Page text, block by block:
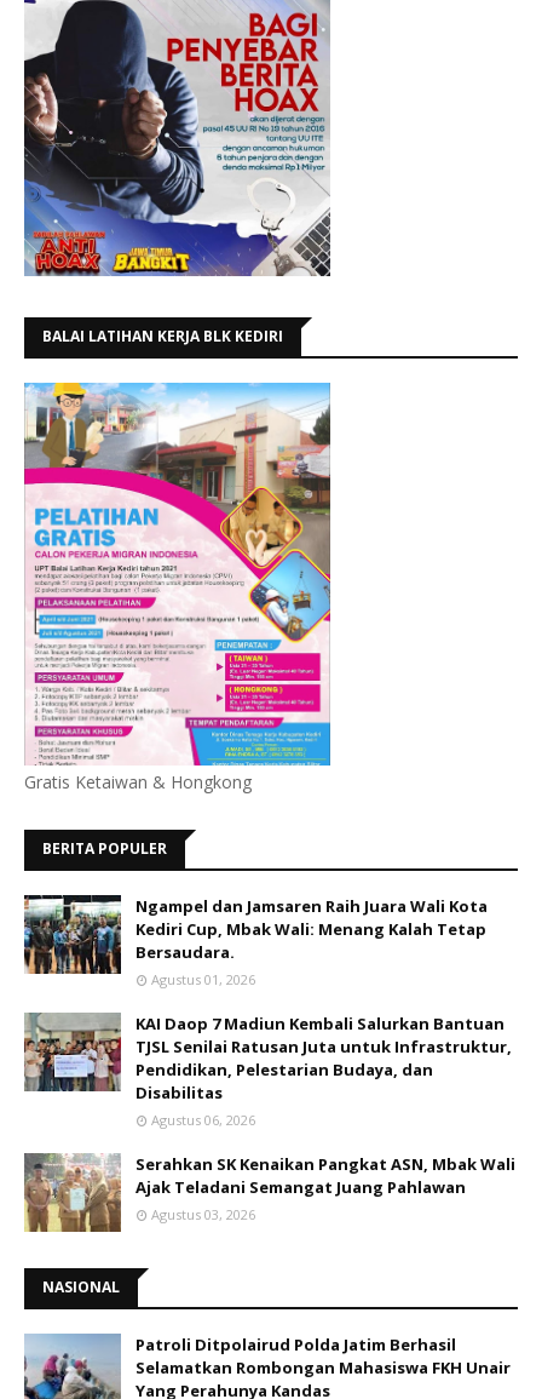
BALAI LATIHAN KERJA BLK KEDIRI
Gratis Ketaiwan & Hongkong
BERITA POPULER
Ngampel dan Jamsaren Raih Juara Wali Kota
Kediri Cup, Mbak Wali: Menang Kalah Tetap
Bersaudara.
Agustus 01, 2026
KAI Daop 7 Madiun Kembali Salurkan Bantuan
TJSL Senilai Ratusan Juta untuk Infrastruktur,
Pendidikan, Pelestarian Budaya, dan
Disabilitas
Agustus 06, 2026
Serahkan SK Kenaikan Pangkat ASN, Mbak Wali
Ajak Teladani Semangat Juang Pahlawan
Agustus 03, 2026
NASIONAL
Patroli Ditpolairud Polda Jatim Berhasil
Selamatkan Rombongan Mahasiswa FKH Unair
Yang Perahunya Kandas